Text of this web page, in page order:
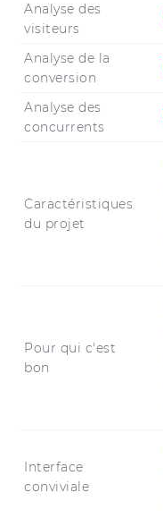
Analyse des
visiteurs
Analyse de la
conversion
Analyse des
concurrents
Caractéristiques
du projet
Pour qui c'est
bon
Interface
conviviale